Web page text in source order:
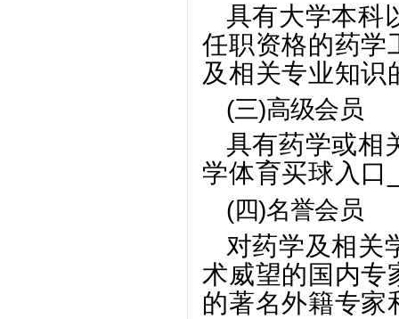
具有大学本科
任职资格的药学
及相关专业知识
(三)高级会员
具有药学或相
学体育买球入口
(四)名誉会员
对药学及相关
术威望的国内专
的著名外籍专家